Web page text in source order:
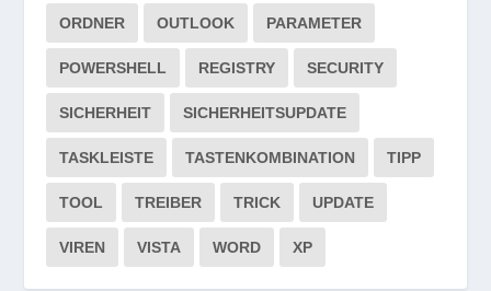
ORDNER OUTLOOK PARAMETER
POWERSHELL REGISTRY SECURITY
SICHERHEIT SICHERHEITSUPDATE
TASKLEISTE TASTENKOMBINATION TIPP
TOOL TREIBER TRICK UPDATE
VIREN VISTA WORD XP